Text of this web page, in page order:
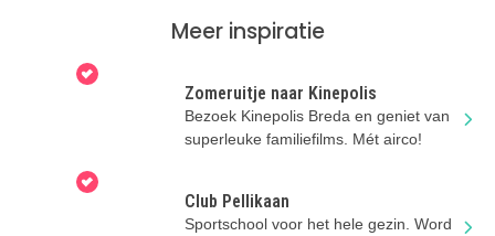
Meer inspiratie
Zomeruitje naar Kinepolis
Bezoek Kinepolis Breda en geniet van
superleuke familiefilms. Mét airco!
Club Pellikaan
Sportschool voor het hele gezin. Word